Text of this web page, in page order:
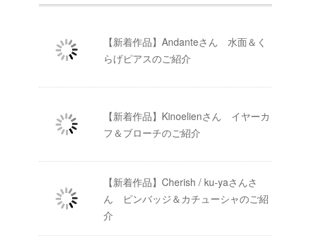
【新着作品】Andanteさん 水面＆く
らげピアスのご紹介
【新着作品】Kinoelienさん イヤーカ
フ＆ブローチのご紹介
【新着作品】Cherish / ku-yaさんさ
ん ピンバッジ＆カチューシャのご紹
介